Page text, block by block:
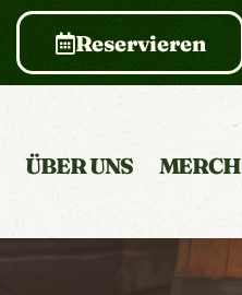
Reservieren
ÜBER UNS MERCH